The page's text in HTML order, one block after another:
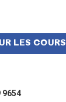
LES COURS
9654